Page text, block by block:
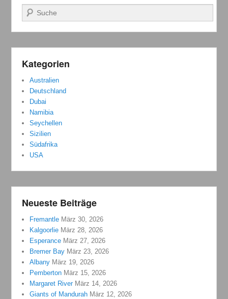
Suchen
Kategorien
Australien
Deutschland
Dubai
Namibia
Seychellen
Sizilien
Südafrika
USA
Neueste Beiträge
Fremantle März 30, 2026
Kalgoorlie März 28, 2026
Esperance März 27, 2026
Bremer Bay März 23, 2026
Albany März 19, 2026
Pemberton März 15, 2026
Margaret River März 14, 2026
Giants of Mandurah März 12, 2026